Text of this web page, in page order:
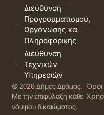
Διεύθυνση
Προγραμματισμού,
Οργάνωσης και
Πληροφορικής
Διεύθυνση
Τεχνικών
Υπηρεσιών
© 2026 Δήμος Δράμας.
Με την επιφύλαξη κάθε
νόμιμου δικαιώματος.
Όροι